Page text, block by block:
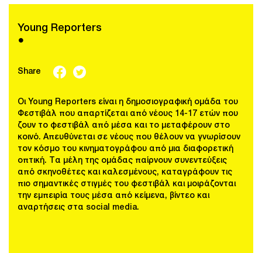
Young Reporters
●
Share
Οι Young Reporters είναι η δημοσιογραφική ομάδα του
Φεστιβάλ που απαρτίζεται από νέους 14-17 ετών που
ζουν το φεστιβάλ από μέσα και το μεταφέρουν στο
κοινό. Απευθύνεται σε νέους που θέλουν να γνωρίσουν
τον κόσμο του κινηματογράφου από μια διαφορετική
οπτική. Τα μέλη της ομάδας παίρνουν συνεντεύξεις
από σκηνοθέτες και καλεσμένους, καταγράφουν τις
πιο σημαντικές στιγμές του φεστιβάλ και μοιράζονται
την εμπειρία τους μέσα από κείμενα, βίντεο και
αναρτήσεις στα social media.